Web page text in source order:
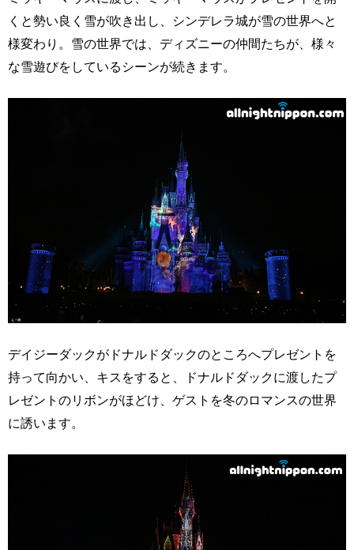
くと勢い良く雪が吹き出し、シンデレラ城が雪の世界へと
様変わり。雪の世界では、ディズニーの仲間たちが、様々
な雪遊びをしているシーンが続きます。
デイジーダックがドナルドダックのところへプレゼントを
持って向かい、キスをすると、ドナルドダックに渡したプ
レゼントのリボンがほどけ、ゲストを冬のロマンスの世界
に誘います。